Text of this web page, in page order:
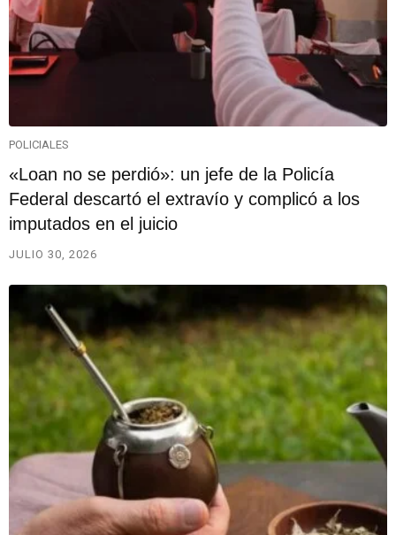
POLICIALES
«Loan no se perdió»: un jefe de la Policía
Federal descartó el extravío y complicó a los
imputados en el juicio
JULIO 30, 2026